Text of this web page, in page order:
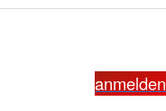
anmelden